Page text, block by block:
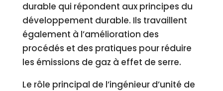
durable qui répondent aux principes du
développement durable. Ils travaillent
également à l’amélioration des
procédés et des pratiques pour réduire
les émissions de gaz à effet de serre.
Le rôle principal de l’ingénieur d’unité de